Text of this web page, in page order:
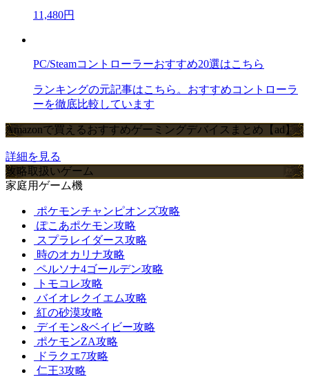
11,480円
PC/Steamコントローラーおすすめ20選はこちら
ランキングの元記事はこちら。おすすめコントローラ
ーを徹底比較しています
Amazonで買えるおすすめゲーミングデバイスまとめ【ad】
詳細を見る
攻略取扱いゲーム
家庭用ゲーム機
ポケモンチャンピオンズ攻略
ぽこあポケモン攻略
スプラレイダース攻略
時のオカリナ攻略
ペルソナ4ゴールデン攻略
トモコレ攻略
バイオレクイエム攻略
紅の砂漠攻略
デイモン&ベイビー攻略
ポケモンZA攻略
ドラクエ7攻略
仁王3攻略